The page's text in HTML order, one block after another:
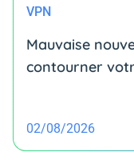
VPN
Mauvaise
contourner
02/08/2026